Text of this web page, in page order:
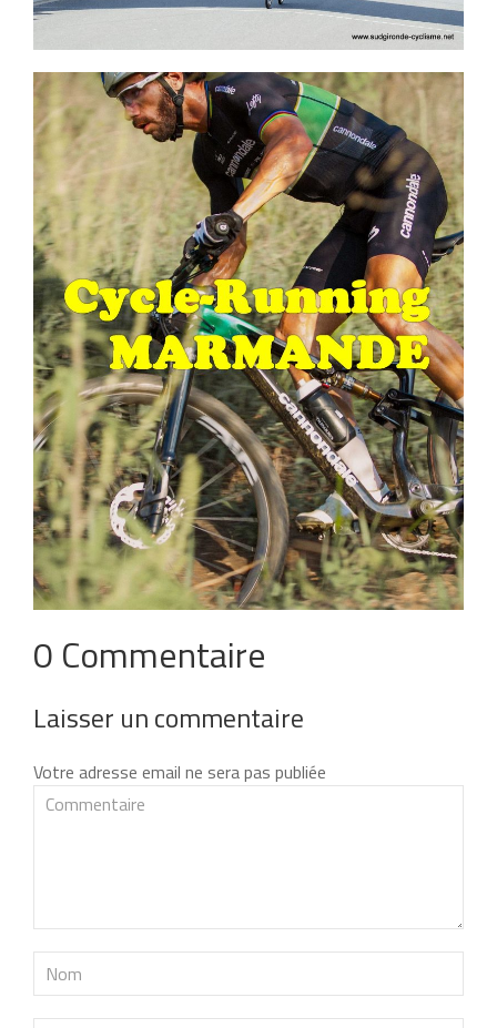
0 Commentaire
Laisser un commentaire
Votre adresse email ne sera pas publiée